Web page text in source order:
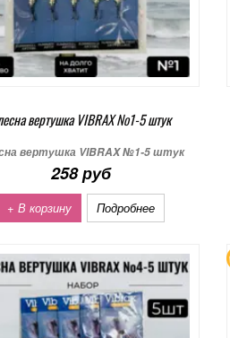
вертушка VIBRAX №1-5 штук
вертушка VIBRAX №1-5 штук
258 руб
+ В корзину Подробнее